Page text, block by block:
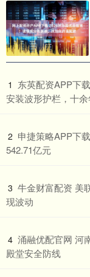
1 东英配资APP下
安装波形护栏，十
2 申捷策略APP下
542.71亿元
3 牛金财富配资 美
现波动
4 涌融优配官网 河
殿堂安全防线